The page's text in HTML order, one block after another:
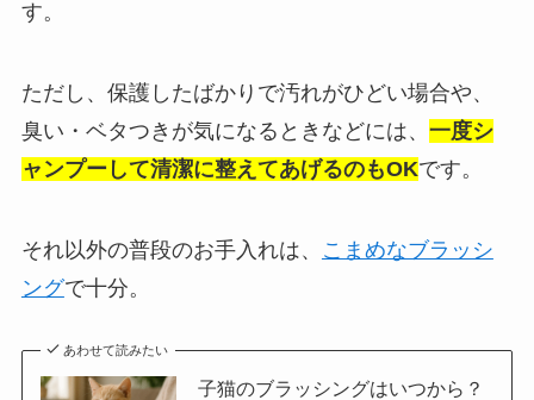
す。
ただし、保護したばかりで汚れがひどい場合や、
臭い・ベタつきが気になるときなどには、 一度シ
ャンプーして清潔に整えてあげるのもOKです。
それ以外の普段のお手入れは、
こまめなブラッシ
ングで十分。
あわせて読みたい
子猫のブラッシングはいつから？